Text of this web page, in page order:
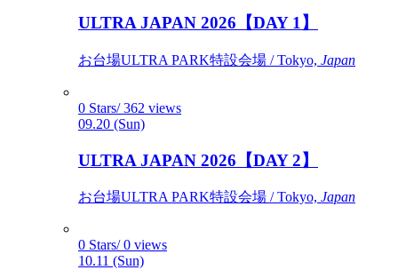
ULTRA JAPAN 2026【DAY 1】
お台場ULTRA PARK特設会場 / Tokyo, Japan
0 Stars/ 362 views
09.20 (Sun)
ULTRA JAPAN 2026【DAY 2】
お台場ULTRA PARK特設会場 / Tokyo, Japan
0 Stars/ 0 views
10.11 (Sun)